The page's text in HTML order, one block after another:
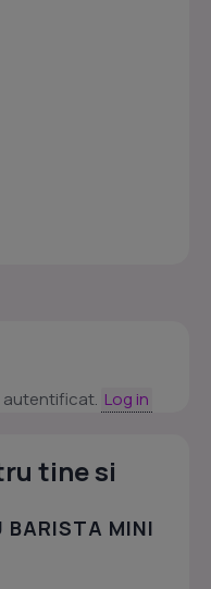
autentificat. Log in
tine si
BARISTA MINI